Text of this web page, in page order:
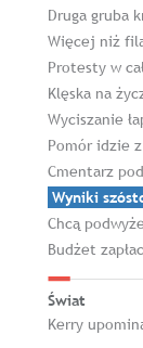
Druga gruba
Więcej niż
Protesty w
Klęska na
Wyciszanie
Pomór idzie z
Cmentarz
Wyniki
Chcą
Budżet
Świat
Kerry